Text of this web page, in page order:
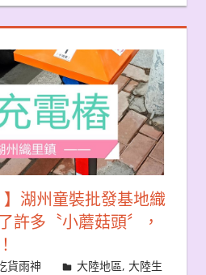
】湖州童裝批發基地織
許多〝小蘑菇頭〞，
貨雨神 大陸地區,大陸生